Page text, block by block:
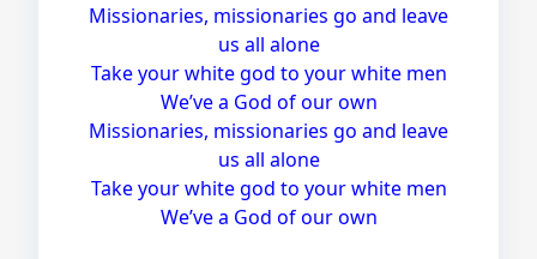
Missionaries, missionaries go and leave
us all alone
Take your white god to your white men
We’ve a God of our own
Missionaries, missionaries go and leave
us all alone
Take your white god to your white men
We’ve a God of our own